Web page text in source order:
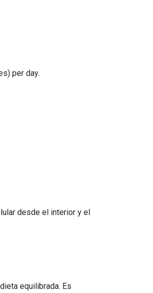
per day.
desde el interior y el
equilibrada. Es